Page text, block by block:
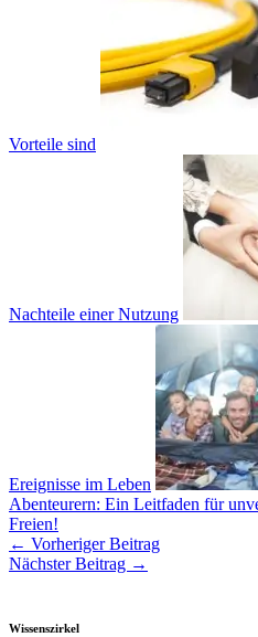
Vorteile sind
Nachteile einer Nutzung
Ereignisse im Leben
Abenteurern: Ein Leitfaden für
Freien!
← Vorheriger Beitrag
Nächster Beitrag →
Wissenszirkel